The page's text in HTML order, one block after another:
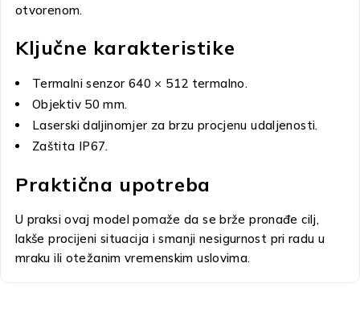
otvorenom.
Ključne karakteristike
Termalni senzor 640 × 512 termalno.
Objektiv 50 mm.
Laserski daljinomjer za brzu procjenu udaljenosti.
Zaštita IP67.
Praktična upotreba
U praksi ovaj model pomaže da se brže pronađe cilj,
lakše procijeni situacija i smanji nesigurnost pri radu u
mraku ili otežanim vremenskim uslovima.